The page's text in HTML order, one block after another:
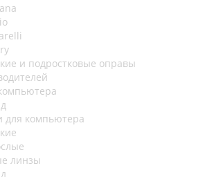
и подростковые оправы
для компьютера
линзы